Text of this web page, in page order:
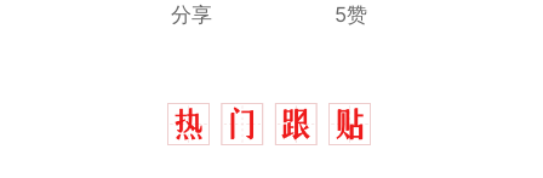
分享 5赞
热
十多万人报名的考试，成绩
全部作废，公平么？